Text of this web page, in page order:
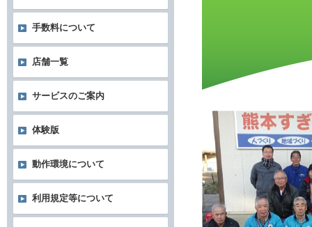
手数料について
店舗一覧
サービスのご案内
体験版
動作環境について
利用規定等について